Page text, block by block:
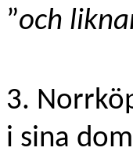
”och
3.
i sina